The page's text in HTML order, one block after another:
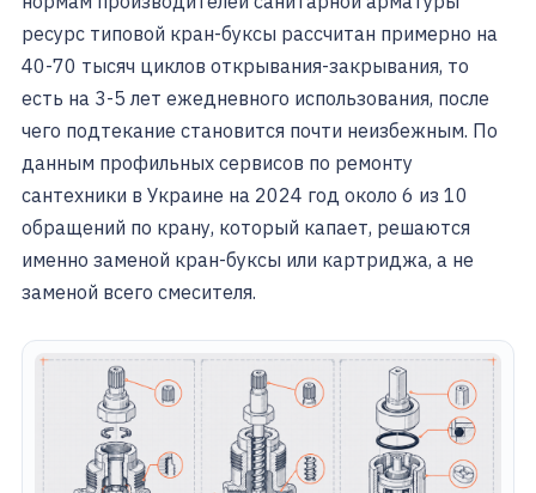
ресурс типовой кран-буксы рассчитан примерно на
40-70 тысяч циклов открывания-закрывания, то
есть на 3-5 лет ежедневного использования, после
чего подтекание становится почти неизбежным. По
данным профильных сервисов по ремонту
сантехники в Украине на 2024 год около 6 из 10
обращений по крану, который капает, решаются
именно заменой кран-буксы или картриджа, а не
заменой всего смесителя.